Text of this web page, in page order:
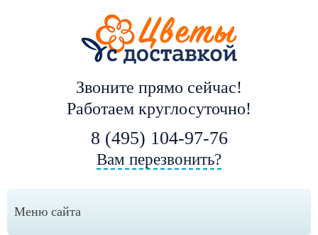
Звоните прямо сейчас!
Работаем круглосуточно!
8 (495) 104-97-76
Вам перезвонить?
Меню сайта